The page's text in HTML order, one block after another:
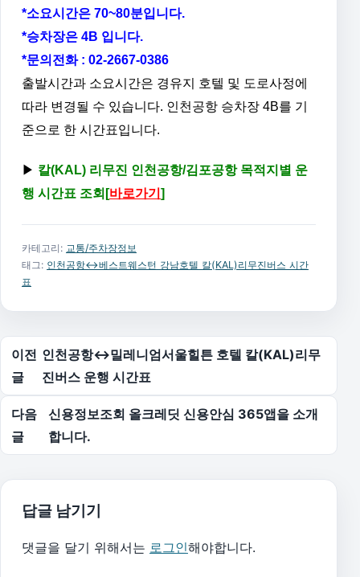
*소요시간은 70~80분입니다.
*승차장은 4B 입니다.
*문의전화 : 02-2667-0386
출발시간과 소요시간은 경유지 호텔 및 도로사정에
따라 변경될 수 있습니다. 인천공항 승차장 4B를 기
준으로 한 시간표입니다.
▶ 칼(KAL) 리무진 인천공항/김포공항 목적지별 운
행 시간표 조회[바로가기 ]
카테고리: 교통/주차장정보
태그: 인천공항↔베스트웨스턴 강남호텔 칼(KAL)리무진버스 시간
표
글 탐색
이전
글
인천공항↔밀레니엄서울힐튼 호텔 칼(KAL)리무
진버스 운행 시간표
다음
글
신용정보조회 올크레딧 신용안심 365앱을 소개
합니다.
답글 남기기
댓글을 달기 위해서는 로그인해야합니다.